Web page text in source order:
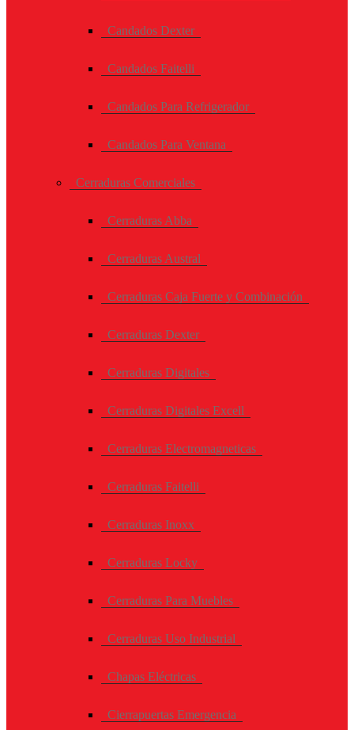
Candados Dexter
Candados Faitelli
Candados Para Refrigerador
Candados Para Ventana
Cerraduras Comerciales
Cerraduras Abba
Cerraduras Austral
Cerraduras Caja Fuerte y Combinación
Cerraduras Dexter
Cerraduras Digitales
Cerraduras Digitales Excell
Cerraduras Electromagneticas
Cerraduras Faitelli
Cerraduras Inoxx
Cerraduras Locky
Cerraduras Para Muebles
Cerraduras Uso Industrial
Chapas Eléctricas
Cierrapuertas Emergencia